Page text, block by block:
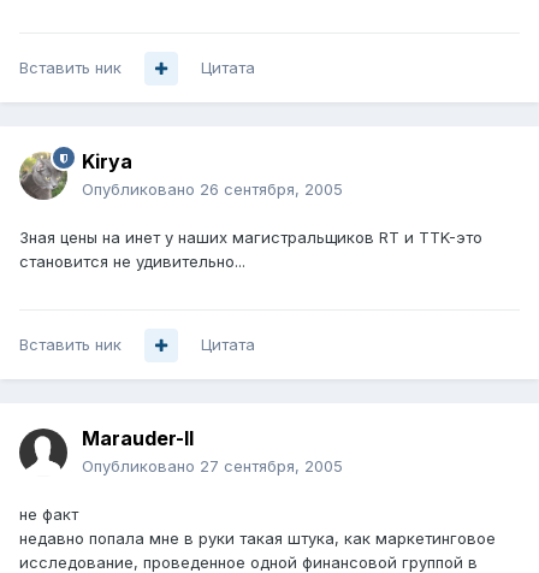
Вставить ник Цитата
Kirya
Опубликовано 26 сентября, 2005
Зная цены на инет у наших магистральщиков RT и TTK-это
становится не удивительно...
Вставить ник Цитата
Marauder-II
Опубликовано 27 сентября, 2005
не факт
недавно попала мне в руки такая штука, как маркетинговое
исследование, проведенное одной финансовой группой в